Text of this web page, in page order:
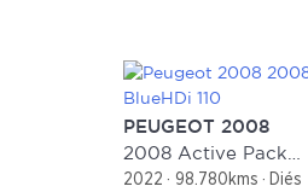
PEUGEOT 2008
2022 98.780kms Diésel